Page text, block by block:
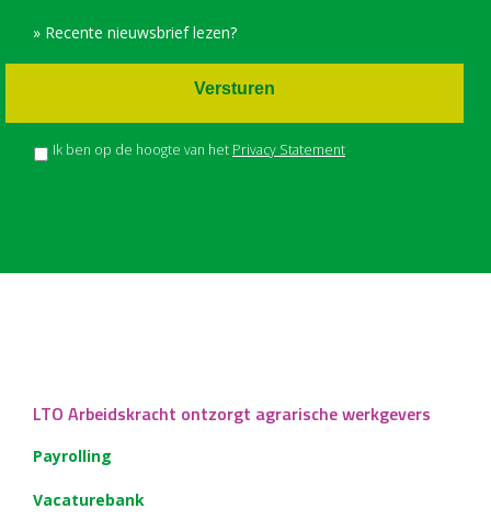
» Recente nieuwsbrief lezen?
Ik ben op de hoogte van het Privacy Statement
Versturen
LTO Arbeidskracht ontzorgt agrarische werkgevers
Payrolling
Vacaturebank